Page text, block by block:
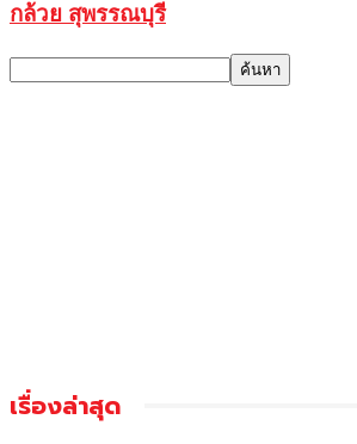
กล้วย สุพรรณบุรี
เรื่องล่าสุด